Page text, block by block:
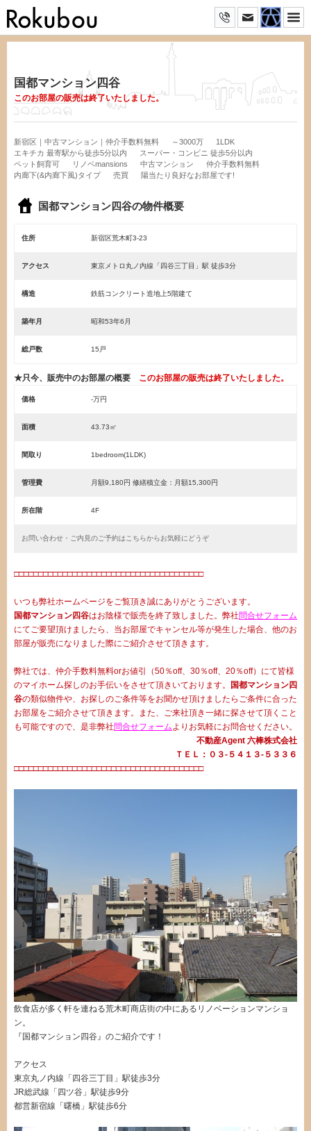
国都マンション四谷
このお部屋の販売は終了いたしました。
新宿区｜中古マンション｜仲介手数料無料 ～3000万
1LDK
エキチカ 最寄駅から徒歩5分以内
スーパー・コンビニ 徒歩5分以内
ペット飼育可
リノベmansions 中古マンション
仲介手数料無料
内廊下(&内廊下風)タイプ
売買 陽当たり良好なお部屋です!
国都マンション四谷の物件概要
住所 新宿区荒木町3-23
アクセス 東京メトロ丸ノ内線「四谷三丁目」駅 徒歩3分
構造 鉄筋コンクリート造地上5階建て
築年月 昭和53年6月
総戸数 15戸
★只今、販売中のお部屋の概要 このお部屋の販売は終了いたしました。
価格 -万円
面積 43.73㎡
間取り 1bedroom(1LDK)
管理費 月額9,180円 修繕積立金：月額15,300円
所在階 4F
お問い合わせ・ご内見のご予約はこちらからお気軽にどうぞ
□□□□□□□□□□□□□□□□□□□□□□□□□□□□□□□□□□□□□□□
いつも弊社ホームページをご覧頂き誠にありがとうございます。
国都マンション四谷はお陰様で販売を終了致しました。弊社問合せフォーム
にてご要望頂けましたら、当お部屋でキャンセル等が発生した場合、他のお
部屋が販売になりました際にご紹介させて頂きます。
弊社では、仲介手数料無料orお値引（50％off、30％off、20％off）にて皆様
のマイホーム探しのお手伝いをさせて頂きいております。
国都マンション四
谷の類似物件や、お探しのご条件等をお聞かせ頂けましたらご条件に合った
お部屋をご紹介させて頂きます。また、ご来社頂き一緒に探させて頂くこと
も可能ですので、是非弊社問合せフォームよりお気軽にお問合せください。
不動産Agent 六棒株式会社
ＴＥＬ：０３‐５４１３‐５３３６
□□□□□□□□□□□□□□□□□□□□□□□□□□□□□□□□□□□□□□□
飲食店が多く軒を連ねる荒木町商店街の中にあるリノベーションマンショ
ン。
『国都マンション四谷』のご紹介です！
アクセス
東京丸ノ内線「四谷三丁目」駅徒歩3分
JR総武線「四ツ谷」駅徒歩9分
都営新宿線「曙橋」駅徒歩6分